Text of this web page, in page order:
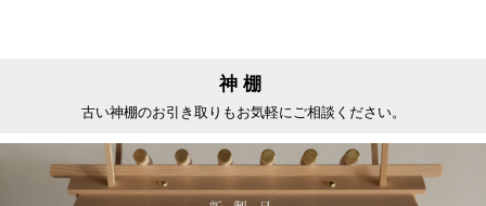
神棚
古い神棚のお引き取りもお気軽にご相談ください。